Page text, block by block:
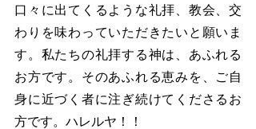
口々に出てくるような礼拝、教会、交
わりを味わっていただきたいと願いま
す。私たちの礼拝する神は、あふれる
お方です。そのあふれる恵みを、ご自
身に近づく者に注ぎ続けてくださるお
方です。ハレルヤ！！